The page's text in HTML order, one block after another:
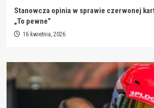
Stanowcza opinia w sprawie czerwonej
„To pewne”
16 kwietnia, 2026